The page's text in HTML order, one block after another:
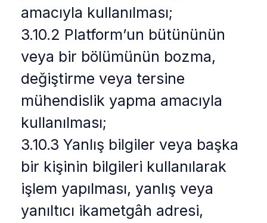
amacıyla kullanılması;
3.10.2 Platform’un bütününün
veya bir bölümünün bozma,
değiştirme veya tersine
mühendislik yapma amacıyla
kullanılması;
3.10.3 Yanlış bilgiler veya başka
bir kişinin bilgileri kullanılarak
işlem yapılması, yanlış veya
yanıltıcı ikametgâh adresi,